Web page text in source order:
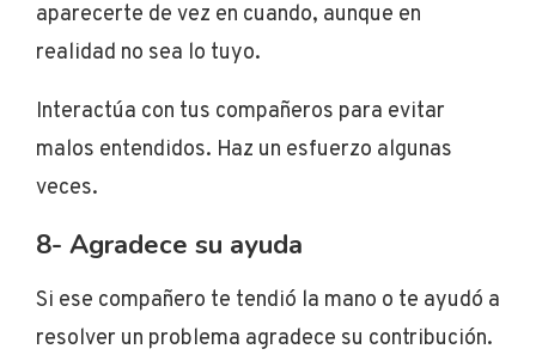
aparecerte de vez en cuando, aunque en
realidad no sea lo tuyo.
Interactúa con tus compañeros para evitar
malos entendidos. Haz un esfuerzo algunas
veces.
8- Agradece su ayuda
Si ese compañero te tendió la mano o te ayudó a
resolver un problema agradece su contribución.